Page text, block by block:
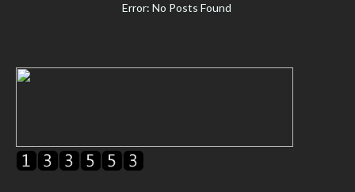
Error: No Posts Found